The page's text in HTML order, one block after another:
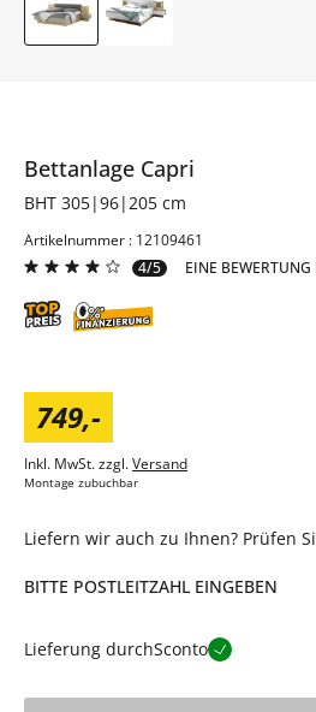
Bettanlage Capri
BHT 305|96|205 cm
Artikelnummer : 12109461
4/5
EINE BEWERTUNG
749,-
Inkl. MwSt. zzgl.Versand
Montage zubuchbar
Liefern wir auch zu Ihnen? Prüfen
BITTE POSTLEITZAHL EINGEBEN
Lieferung durchSconto